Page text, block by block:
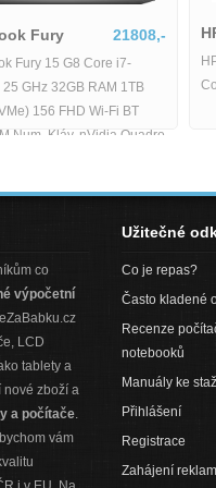
B
HP Zbook Fury
HP Zbook Fury 15 G8
11850H 25 GHz 32GB
SSD (NVMe) 156 FHD
WebCAM Num. Kláv.
co
výpočetní
LCD
tablety a
nové zboží a
a počítače.
vám
Užitečné
Co je repas?
Často kladené
Recenze
notebooků
Manuály ke
Přihlášení
Registrace
Zahájení